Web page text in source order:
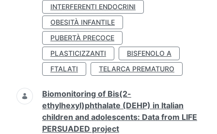
INTERFERENTI ENDOCRINI
OBESITÀ INFANTILE
PUBERTÀ PRECOCE
PLASTICIZZANTI
BISFENOLO A
FTALATI
TELARCA PREMATURO
Biomonitoring of Bis(2-
ethylhexyl)phthalate (DEHP) in Italian
children and adolescents: Data from LIFE
PERSUADED project